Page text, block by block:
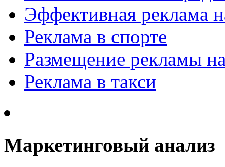
Эффективная реклама
Реклама в спорте
Размещение рекламы
Реклама в такси
Маркетинговый анализ